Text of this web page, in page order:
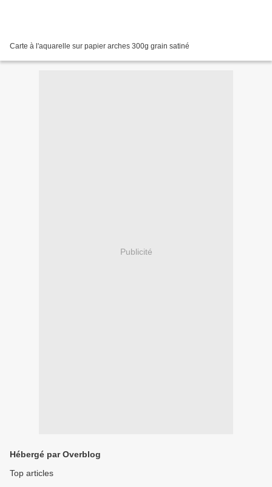
Carte à l'aquarelle sur papier arches 300g grain satiné
Publicité
Hébergé par Overblog
Top articles